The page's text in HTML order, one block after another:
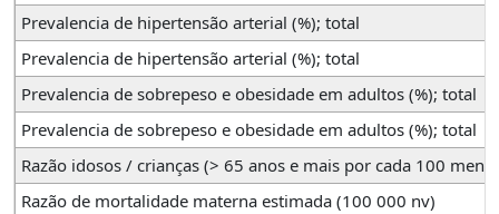
Prevalencia de hipertensão arterial (%); total
Prevalencia de hipertensão arterial (%); total
Prevalencia de sobrepeso e obesidade em adultos (%); total
Prevalencia de sobrepeso e obesidade em adultos (%); total
Razão idosos / crianças (> 65 anos e mais por cada 100
Razão de mortalidade materna estimada (100 000 nv)